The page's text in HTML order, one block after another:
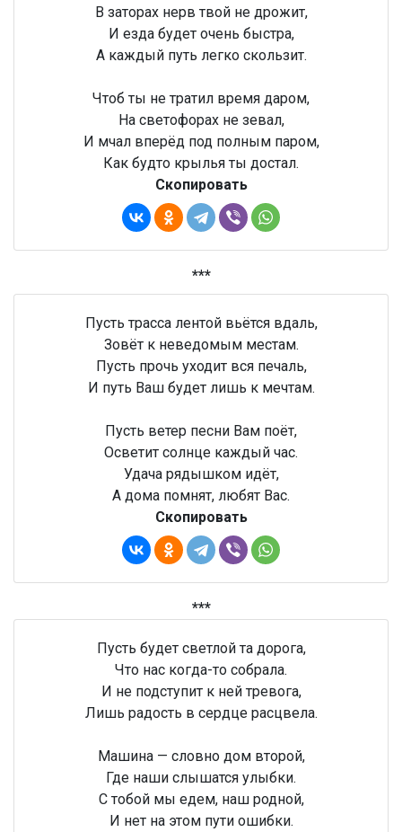
В заторах нерв твой не дрожит,
И езда будет очень быстра,
А каждый путь легко скользит.
Чтоб ты не тратил время даром,
На светофорах не зевал,
И мчал вперёд под полным паром,
Как будто крылья ты достал.
Скопировать
***
Пусть трасса лентой вьётся вдаль,
Зовёт к неведомым местам.
Пусть прочь уходит вся печаль,
И путь Ваш будет лишь к мечтам.
Пусть ветер песни Вам поёт,
Осветит солнце каждый час.
Удача рядышком идёт,
А дома помнят, любят Вас.
Скопировать
***
Пусть будет светлой та дорога,
Что нас когда-то собрала.
И не подступит к ней тревога,
Лишь радость в сердце расцвела.
Машина — словно дом второй,
Где наши слышатся улыбки.
С тобой мы едем, наш родной,
И нет на этом пути ошибки.